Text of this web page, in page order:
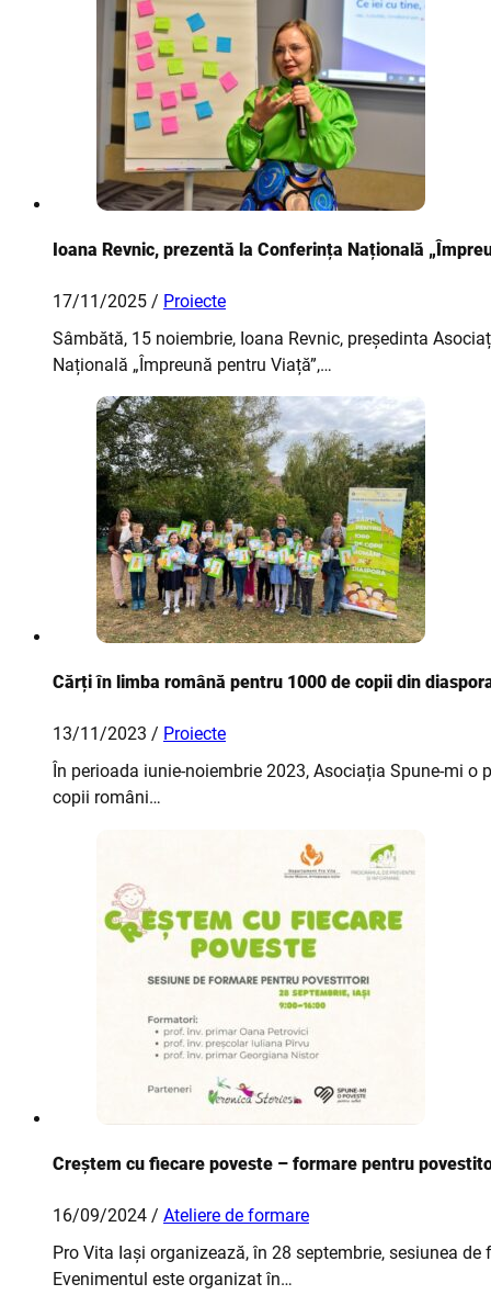
Ioana Revnic, prezentă la Conferința Națională
17/11/2025 / Proiecte
Sâmbătă, 15 noiembrie, Ioana Revnic, președinta
Națională „Împreună pentru Viață”,…
Cărți în limba română pentru 1000 de copii din
13/11/2023 / Proiecte
În perioada iunie-noiembrie 2023, Asociația Spune-mi
copii români…
Creștem cu fiecare poveste – formare pentru
16/09/2024 / Ateliere de formare
Pro Vita Iași organizează, în 28 septembrie, sesiunea
Evenimentul este organizat în…